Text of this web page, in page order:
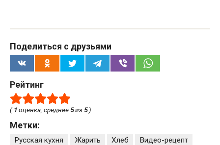
Поделиться с друзьями
Рейтинг
( 1оценка, среднее5из 5)
Метки:
Русская кухня Жарить Хлеб
Видео-рецепт